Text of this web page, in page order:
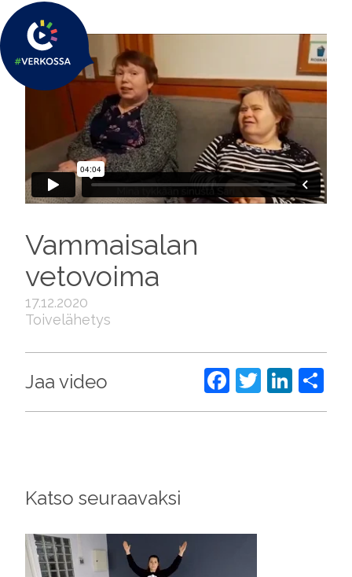
Vammaisalan
vetovoima
17.12.2020
Toivelähetys
Jaa video Facebook
Twitter
Katso seuraavaksi